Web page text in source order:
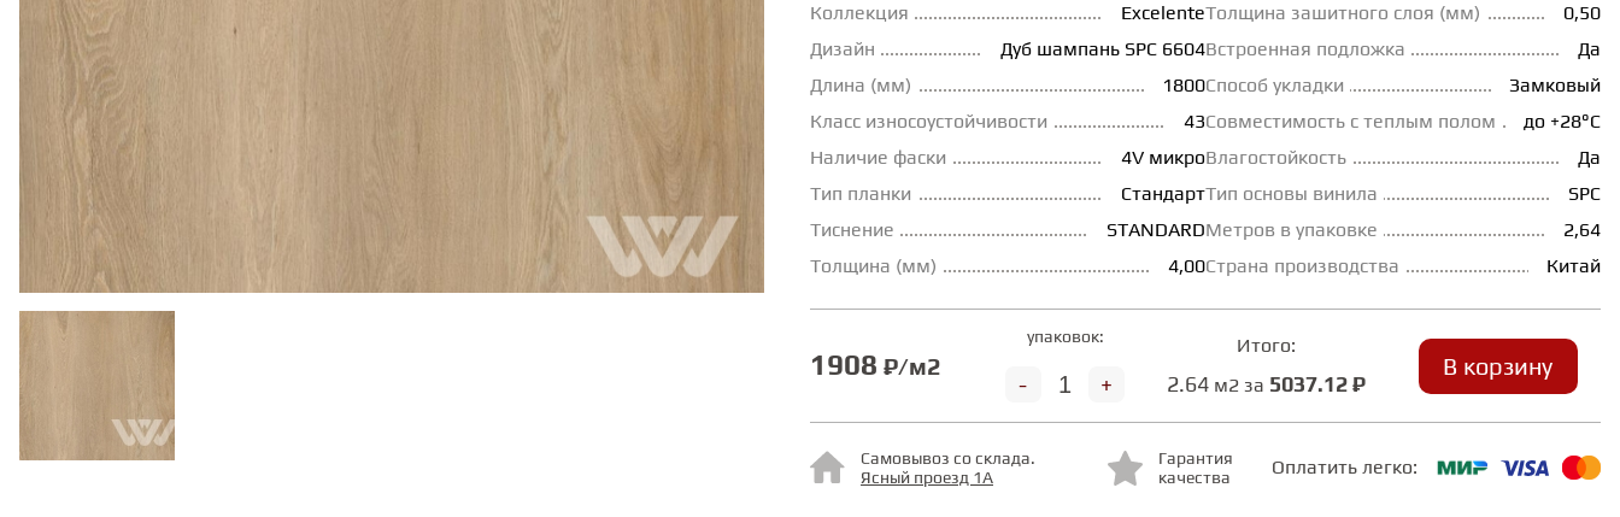
Коллекция
Excelente
Дизайн
Дуб шампань SPC 6604
Длина (мм)
1800
Класс износоустойчивости
43
Наличие фаски
4V микро
Тип планки
Стандарт
Тиснение
STANDARD
Толщина (мм)
4,00
Толщина зашитного слоя (мм)
0,50
Встроенная подложка
Да
Способ укладки
Замковый
Совместимость с теплым полом
до +28°С
Влагостойкость
Да
Тип основы винила
SPC
Метров в упаковке
2,64
Страна производства
Китай
1908 ₽/м2
упаковок:
+
-
Итого:
2.64 м2 за 5037.12 ₽
В корзину
Самовывоз со склада.
Ясный проезд 1А
Гарантия
качества
Оплатить легко: